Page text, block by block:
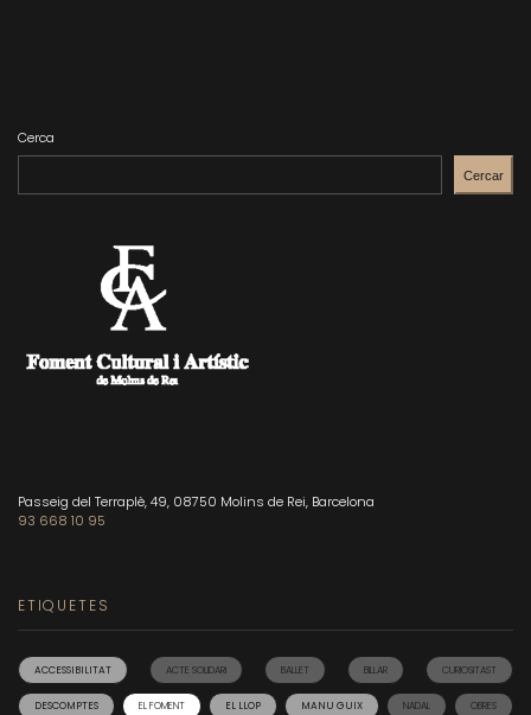
Cerca
Cercar
Passeig del Terraplè, 49, 08750 Molins de Rei, Barcelona
93 668 10 95
ETIQUETES
ACCESSIBILITAT ACTE SOLIDARI BALLET BILLAR CURIOSITAST
DESCOMPTES EL FOMENT EL LLOP MANU GUIX NADAL OBRES